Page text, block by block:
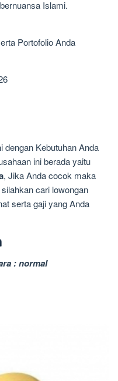
Islami.
Portofolio Anda
dengan Kebutuhan Anda
ini berada yaitu
, Jika Anda cocok maka
cari lowongan
serta gaji yang Anda
: normal